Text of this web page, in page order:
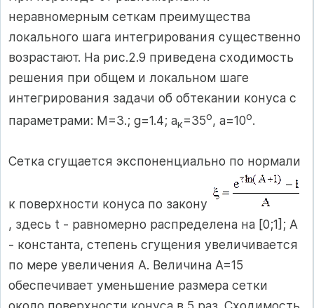
неравномерным сеткам преимущества
локального шага интегрирования существенно
возрастают. На рис.2.9 приведена сходимость
решения при общем и локальном шаге
интегрирования задачи об обтекании конуса с
параметрами: М=3.; g=1.4; aк=35о, a=10о.
Сетка сгущается экспоненциально по нормали
к поверхности конуса по закону
, здесь t - равномерно распределена на [0;1]; A
- константа, степень сгущения увеличивается
по мере увеличения A. Величина А=15
обеспечивает уменьшение размера сетки